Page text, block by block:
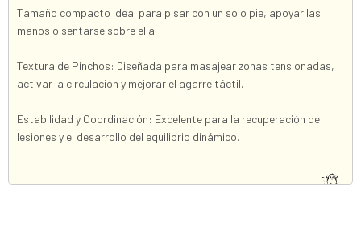
Tamaño compacto ideal para pisar con un solo pie, apoyar las
manos o sentarse sobre ella.
Textura de Pinchos: Diseñada para masajear zonas tensionadas,
activar la circulación y mejorar el agarre táctil.
Estabilidad y Coordinación: Excelente para la recuperación de
lesiones y el desarrollo del equilibrio dinámico.